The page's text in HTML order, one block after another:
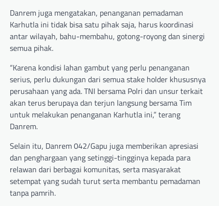
Danrem juga mengatakan, penanganan pemadaman
Karhutla ini tidak bisa satu pihak saja, harus koordinasi
antar wilayah, bahu-membahu, gotong-royong dan sinergi
semua pihak.
“Karena kondisi lahan gambut yang perlu penanganan
serius, perlu dukungan dari semua stake holder khususnya
perusahaan yang ada. TNI bersama Polri dan unsur terkait
akan terus berupaya dan terjun langsung bersama Tim
untuk melakukan penanganan Karhutla ini,” terang
Danrem.
Selain itu, Danrem 042/Gapu juga memberikan apresiasi
dan penghargaan yang setinggi-tingginya kepada para
relawan dari berbagai komunitas, serta masyarakat
setempat yang sudah turut serta membantu pemadaman
tanpa pamrih.